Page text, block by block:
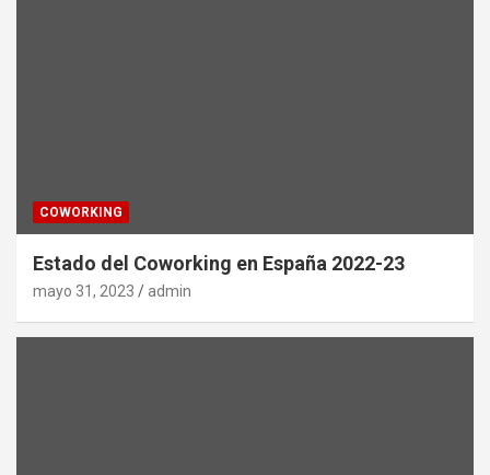
COWORKING
Estado del Coworking en España 2022-23
mayo 31, 2023 admin